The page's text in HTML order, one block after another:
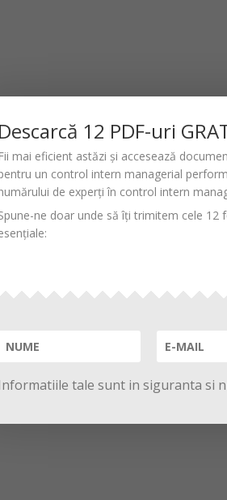
Descarcă 12 PDF-uri
Fii mai eficient astăzi și accesează
un control intern managerial
de experți în control intern
ne doar unde să îți trimitem cele 12
tale sunt in siguranta si